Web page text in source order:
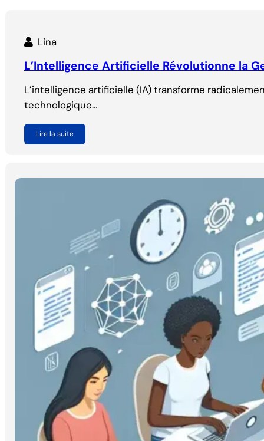
Lina
L’Intelligence Artificielle Révolutionne la
L’intelligence artificielle (IA) transforme
technologique…
Lire la suite